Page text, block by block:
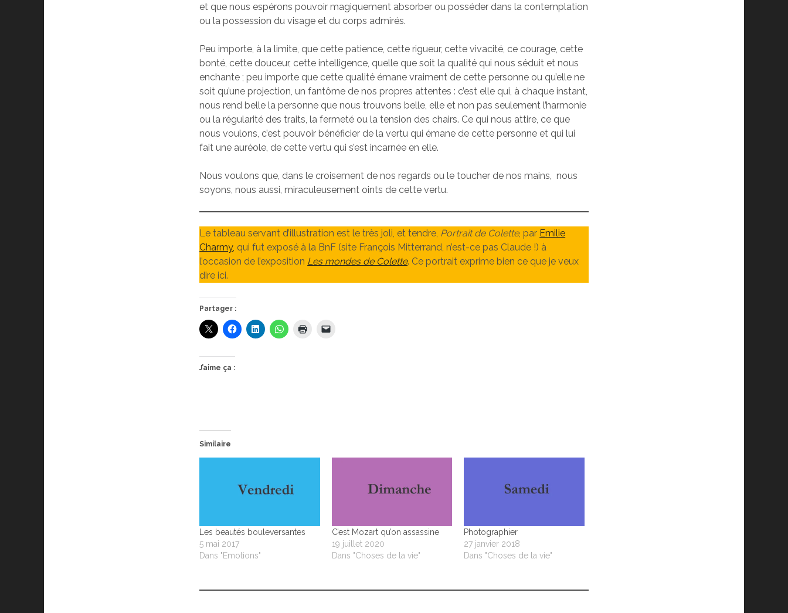
et que nous espérons pouvoir magiquement absorber ou posséder dans la contemplation
ou la possession du visage et du corps admirés.
Peu importe, à la limite, que cette patience, cette rigueur, cette vivacité, ce courage, cette
bonté, cette douceur, cette intelligence, quelle que soit la qualité qui nous séduit et nous
enchante ; peu importe que cette qualité émane vraiment de cette personne ou qu’elle ne
soit qu’une projection, un fantôme de nos propres attentes : c’est elle qui, à chaque instant,
nous rend belle la personne que nous trouvons belle, elle et non pas seulement l’harmonie
ou la régularité des traits, la fermeté ou la tension des chairs. Ce qui nous attire, ce que
nous voulons, c’est pouvoir bénéficier de la vertu qui émane de cette personne et qui lui
fait une auréole, de cette vertu qui s’est incarnée en elle.
Nous voulons que, dans le croisement de nos regards ou le toucher de nos mains, nous
soyons, nous aussi, miraculeusement oints de cette vertu.
Le tableau servant d’illustration est le très joli, et tendre, Portrait de Colette, par Emilie
Charmy, qui fut exposé à la BnF (site François Mitterrand, n’est-ce pas Claude !) à
l’occasion de l’exposition Les mondes de Colette. Ce portrait exprime bien ce que je veux
dire ici.
Partager :
J’aime ça :
Similaire
Les beautés bouleversantes
5 mai 2017
Dans "Emotions"
C’est Mozart qu’on assassine
19 juillet 2020
Dans "Choses de la vie"
Photographier
27 janvier 2018
Dans "Choses de la vie"